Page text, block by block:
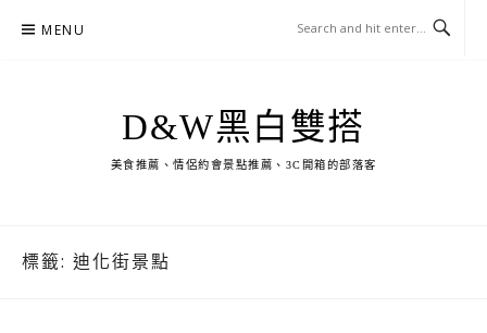
MENU
D&W黑白雙搭
美食推薦、情侶約會景點推薦、3C開箱的部落客
標籤: 迪化街景點